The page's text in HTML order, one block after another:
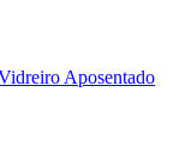
Aposentado